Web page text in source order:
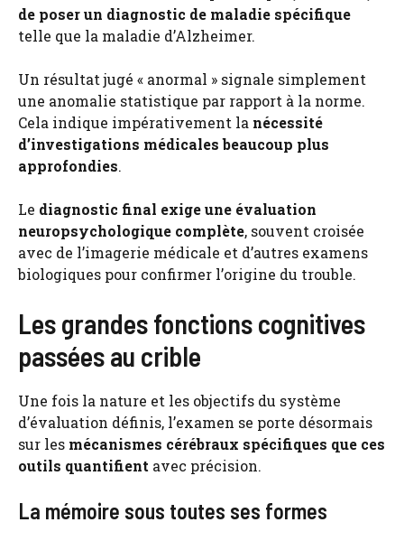
de poser un diagnostic de maladie spécifique
telle que la maladie d’Alzheimer.
Un résultat jugé « anormal » signale simplement
une anomalie statistique par rapport à la norme.
Cela indique impérativement la nécessité
d’investigations médicales beaucoup plus
approfondies.
Le diagnostic final exige une évaluation
neuropsychologique complète, souvent croisée
avec de l’imagerie médicale et d’autres examens
biologiques pour confirmer l’origine du trouble.
Les grandes fonctions cognitives
passées au crible
Une fois la nature et les objectifs du système
d’évaluation définis, l’examen se porte désormais
sur les mécanismes cérébraux spécifiques que ces
outils quantifient avec précision.
La mémoire sous toutes ses formes